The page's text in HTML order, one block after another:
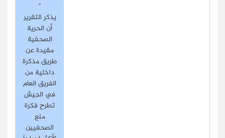
"
يذكر التقرير
أن الحرية
الصحفية
مقيدة عن
طريق مذكرة
داخلية من
الفريق العام
في الجيش
تطرح فكرة
منع
الصحفيين